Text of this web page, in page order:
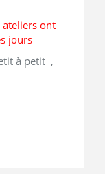
ateliers ont
jours
à petit ,